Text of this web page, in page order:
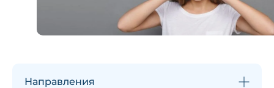
Направления